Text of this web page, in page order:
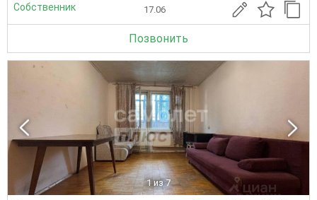
Собственник 17.06
Позвонить
1 из 7